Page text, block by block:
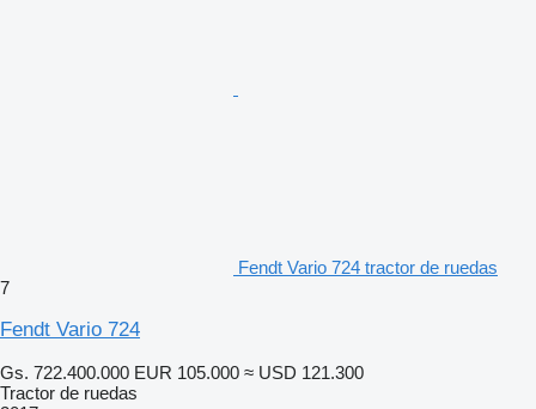
Fendt Vario 724 tractor de ruedas
7
Fendt Vario 724
Gs. 722.400.000 EUR 105.000 ≈ USD 121.300
Tractor de ruedas